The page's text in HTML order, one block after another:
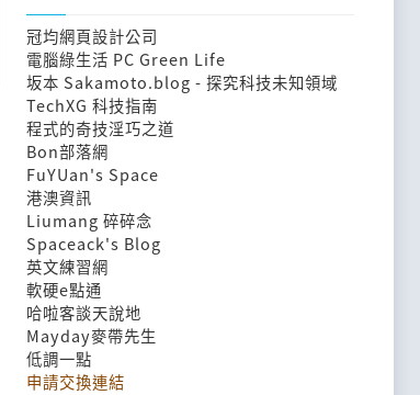
冠均網頁設計公司
電腦綠生活 PC Green Life
坂本 Sakamoto.blog - 探究科技未知領域
TechXG 科技指南
程式的奇技淫巧之道
Bon部落網
FuYUan's Space
港澳資訊
Liumang 碎碎念
Spaceack's Blog
英文練習網
軟硬e點通
哈啦客談天說地
Mayday麥帶先生
低調一點
申請交換連結